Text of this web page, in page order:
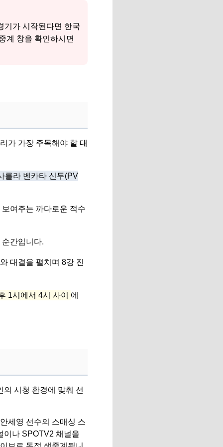
기가 시작된다면 한국
계 창을 확인하시면
가 가장 주목해야 할 대
를라 벤카타 신두(PV
여주는 까다로운 적수
간입니다.
대결을 펼치며 8강 진
1시에서 4시 사이 에
시청 환경에 맞춰 선
세영 선수의 스매싱 스
이나 SPOTV2 채널을